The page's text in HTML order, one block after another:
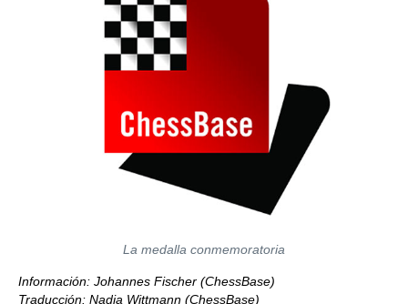
La medalla conmemoratoria
Información: Johannes Fischer (ChessBase)
Traducción: Nadja Wittmann (ChessBase)